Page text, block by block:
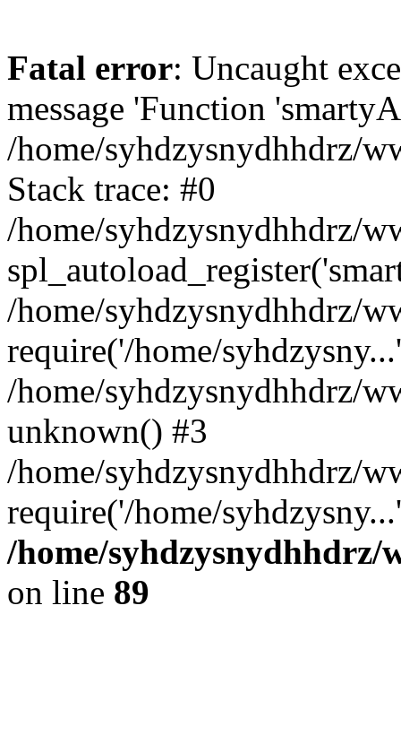
Fatal error: Uncaught
message 'Function
/home/syhdzysnydhhdrz/
Stack trace: #0
/home/syhdzysnydhhdrz/
/home/syhdzysnydhhdrz/
require('/home/
/home/syhdzysnydhhdrz/
unknown() #3
/home/syhdzysnydhhdrz/
require('/home/
/home/syhdzysnydhhdrz/
on line 89